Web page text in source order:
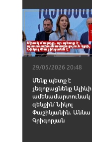
29/05/2026 20:48
Մենք պետք է
չեզոքացնենք Ալիևի
ամենամարտունակ
զենքին՝ Նիկոլ
Փաշինյանին․ Աննա
Գրիգորյան